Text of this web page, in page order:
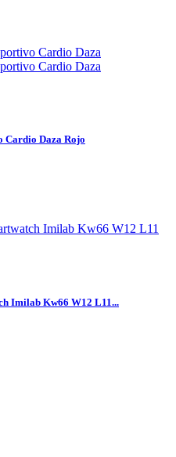
Cardio Daza Rojo
Imilab Kw66 W12 L11...